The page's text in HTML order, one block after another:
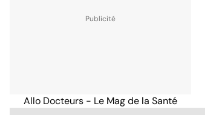
Allo Docteurs - Le Mag de la Santé